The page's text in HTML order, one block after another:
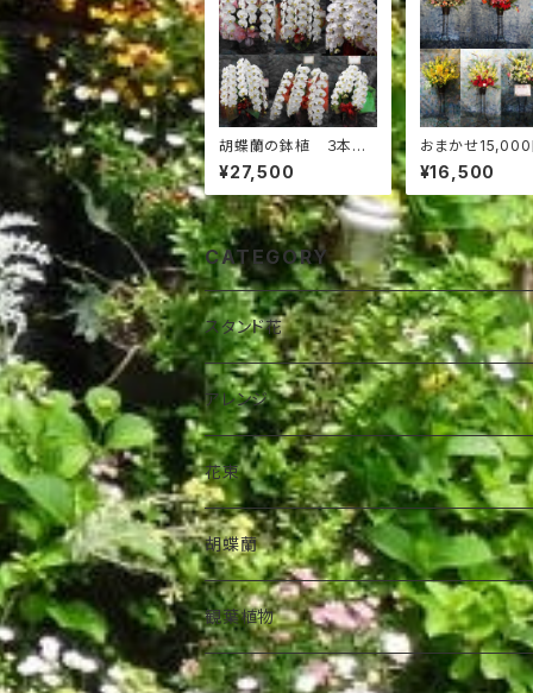
胡蝶蘭の鉢植 ３本
立 25,000円
¥27,500
おまかせ
タンド花
¥16,500
CATEGORY
スタンド花
アレンジ
花束
胡蝶蘭
観葉植物